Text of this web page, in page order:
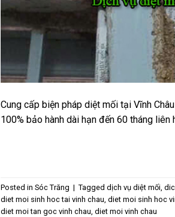
Cung cấp biện pháp diệt mối tại Vĩnh
100% bảo hành dài hạn đến 60 tháng
Posted in Sóc Trăng | Tagged dịch vụ diệt mối,
diet moi sinh hoc tai vinh chau, diet moi sinh hoc
diet moi tan goc vinh chau, diet moi vinh chau